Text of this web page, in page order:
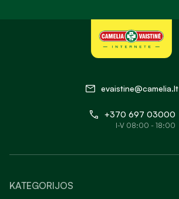
evaistine@camelia.lt
+370 697 03000
I-V 08:00 - 18:00
KATEGORIJOS